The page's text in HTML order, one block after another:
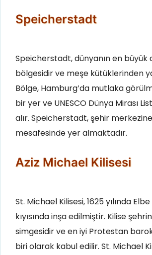
Speicherstadt
Speicherstadt, dünyanın en büyük
bölgesidir ve meşe kütüklerinden
Bölge, Hamburg’da mutlaka
bir yer ve UNESCO Dünya Mirası
alır. Speicherstadt, şehir
mesafesinde yer almaktadır.
Aziz Michael Kilisesi
St. Michael Kilisesi, 1625 yılında
kıyısında inşa edilmiştir. Kilise
simgesidir ve en iyi Protestan
biri olarak kabul edilir. St. Michael